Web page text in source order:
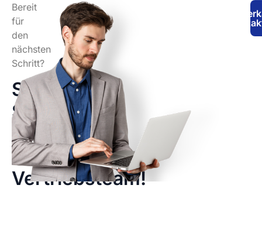
Bereit
für
den
nächsten
Schritt?
Sprechen
Sie
mit
unserem
Vertriebsteam!